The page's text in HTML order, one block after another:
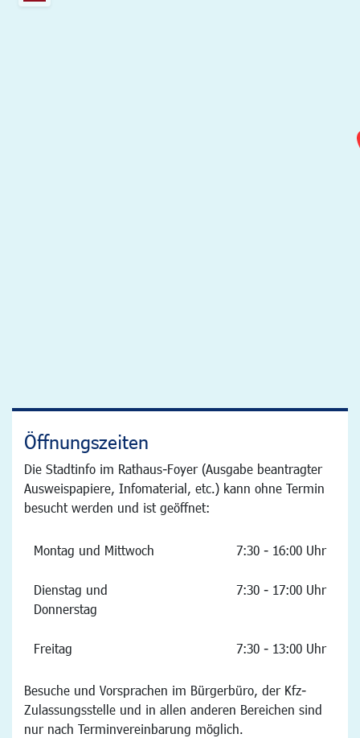
Öffnungszeiten
Die Stadtinfo im Rathaus-Foyer (Ausgabe beantragter
Ausweispapiere, Infomaterial, etc.) kann ohne Termin
besucht werden und ist geöffnet:
Montag und Mittwoch 7:30 - 16:00 Uhr
Dienstag und
Donnerstag
7:30 - 17:00 Uhr
Freitag 7:30 - 13:00 Uhr
Besuche und Vorsprachen im Bürgerbüro, der Kfz-
Zulassungsstelle und in allen anderen Bereichen sind
nur nach Terminvereinbarung möglich.